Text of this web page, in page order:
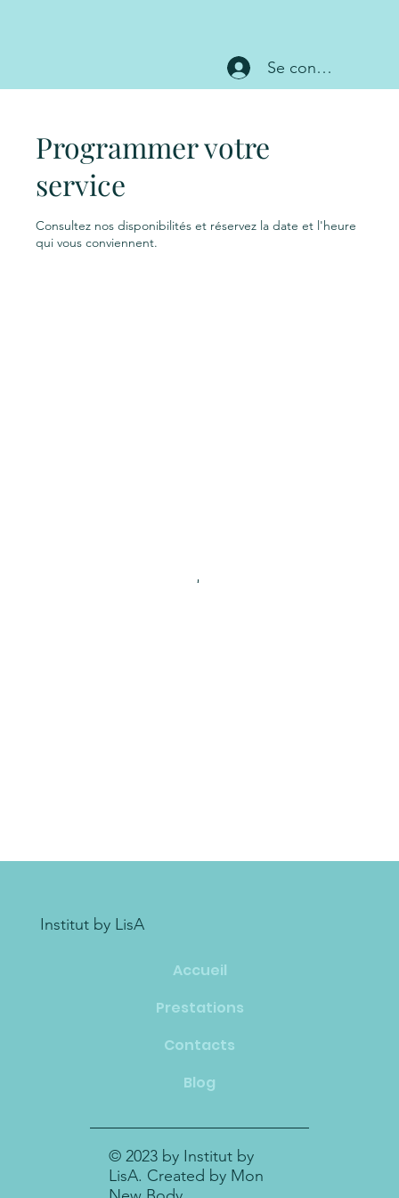
Se connecter
Programmer votre
service
Consultez nos disponibilités et réservez la date et l'heure
qui vous conviennent.
Institut by LisA
Accueil
Prestations
Contacts
Blog
© 2023 by Institut by
LisA. Created by Mon